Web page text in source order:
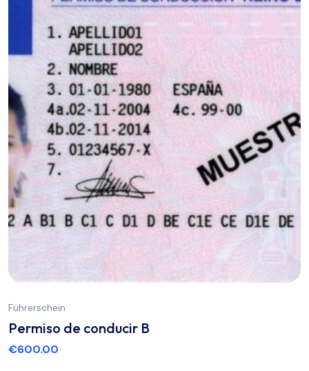
Führerschein
Permiso de conducir B
€600.00